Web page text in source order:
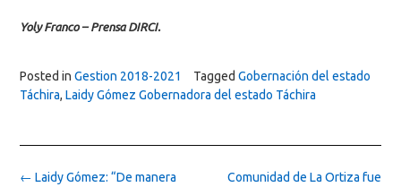
Yoly Franco – Prensa DIRCI.
Posted in Gestion 2018-2021 Tagged Gobernación del estado
Táchira, Laidy Gómez Gobernadora del estado Táchira
Post Comunidad de La Ortiza fue
← Laidy Gómez: “De manera